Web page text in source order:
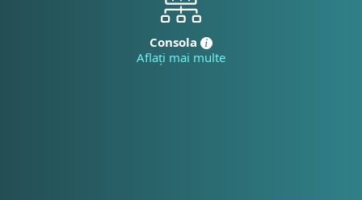
Consola
Aflați mai multe